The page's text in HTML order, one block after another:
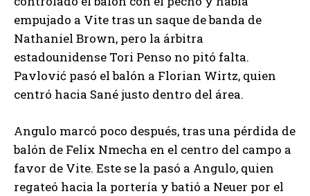
empujado a Vite tras un saque de banda de
Nathaniel Brown, pero la árbitra
estadounidense Tori Penso no pitó falta.
Pavlović pasó el balón a Florian Wirtz, quien
centró hacia Sané justo dentro del área.
Angulo marcó poco después, tras una pérdida de
balón de Felix Nmecha en el centro del campo a
favor de Vite. Este se la pasó a Angulo, quien
regateó hacia la portería y batió a Neuer por el